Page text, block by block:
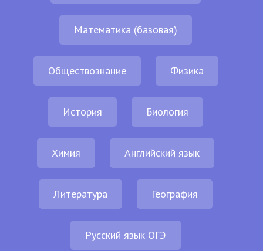
Математика (базовая)
Обществознание Физика
История Биология
Химия Английский язык
Литература География
Русский язык ОГЭ